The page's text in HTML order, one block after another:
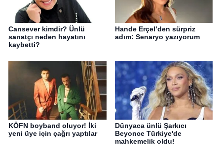
Cansever kimdir? Ünlü
sanatçı neden hayatını
kaybetti?
Hande Erçel’den sürpriz
adım: Senaryo yazıyorum
KÖFN boyband oluyor! İki
yeni üye için çağrı yaptılar
Dünyaca ünlü Şarkıcı
Beyonce Türkiye'de
mahkemelik oldu!